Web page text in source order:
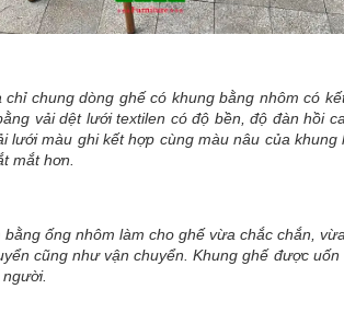
chỉ chung dòng ghế có khung bằng nhôm có
vải dệt lưới textilen có độ bền, độ đàn hồi
lưới màu ghi kết hợp cùng màu nâu của khung
mắt hơn.
ống nhôm làm cho ghế vừa chắc chắn,
cũng như vận chuyển. Khung ghế được